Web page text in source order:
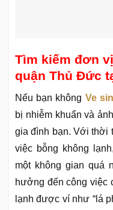
Tìm kiếm đơn
quận Thủ Đức
Nếu bạn không Ve
bị nhiễm khuẩn và
gia đình bạn. Với thời
việc bỗng không
một không gian quá
hưởng đến công việc
lạnh được ví như “lá